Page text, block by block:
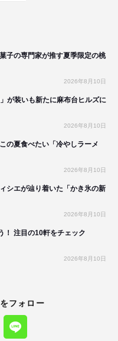
子の専門家が推す夏季限定の桃
2026年8月10日
が装いも新たに麻布台ヒルズに
2026年8月10日
の夏食べたい「冷やしラーメ
2026年8月10日
シエが辿り着いた「かき氷の新
2026年8月10日
！ 注目の10軒をチェック
2026年8月10日
フォロー